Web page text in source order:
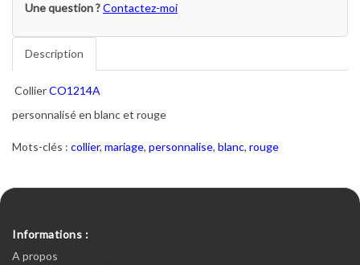
Une question ?Contactez-moi
Description
CollierCO1214A
personnalisé en blanc et rouge
Mots-clés : collier, mariage, personnalise, blanc, rouge
Informations :
A propos